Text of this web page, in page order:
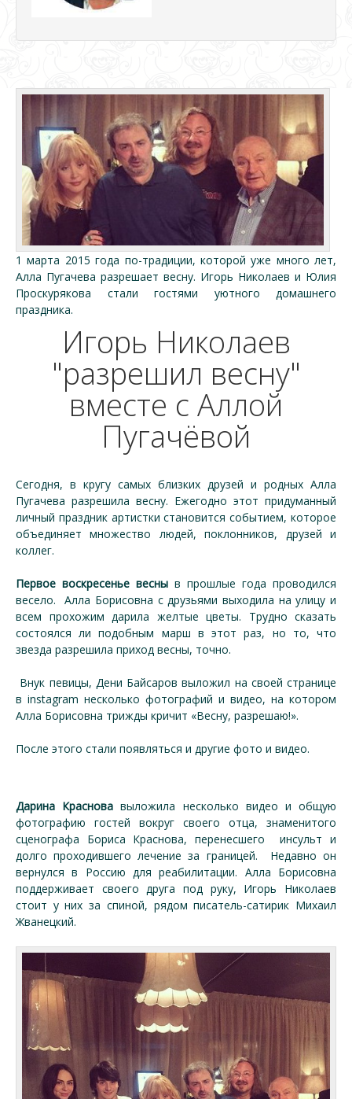
1 марта 2015 года по-традиции, которой уже много лет,
Алла Пугачева разрешает весну. Игорь Николаев и Юлия
Проскурякова стали гостями уютного домашнего
праздника.
Игорь Николаев
"разрешил весну"
вместе с Аллой
Пугачёвой
Сегодня, в кругу самых близких друзей и родных Алла
Пугачева разрешила весну. Ежегодно этот придуманный
личный праздник артистки становится событием, которое
объединяет множество людей, поклонников, друзей и
коллег.
Первое воскресенье весны в прошлые года проводился
весело. Алла Борисовна с друзьями выходила на улицу и
всем прохожим дарила желтые цветы. Трудно сказать
состоялся ли подобным марш в этот раз, но то, что
звезда разрешила приход весны, точно.
Внук певицы, Дени Байсаров выложил на своей странице
в instagram несколько фотографий и видео, на котором
Алла Борисовна трижды кричит «Весну, разрешаю!».
После этого стали появляться и другие фото и видео.
Дарина Краснова выложила несколько видео и общую
фотографию гостей вокруг своего отца, знаменитого
сценографа Бориса Краснова, перенесшего инсульт и
долго проходившего лечение за границей. Недавно он
вернулся в Россию для реабилитации. Алла Борисовна
поддерживает своего друга под руку, Игорь Николаев
стоит у них за спиной, рядом писатель-сатирик Михаил
Жванецкий.